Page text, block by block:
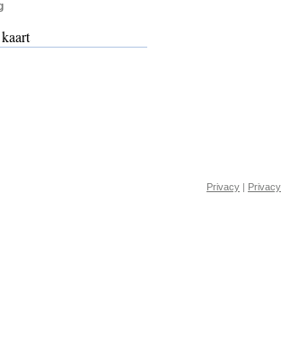
Privacy |